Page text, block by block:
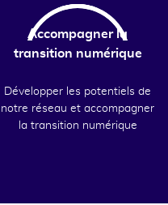
Accompagner la
transition numérique
Développer les potentiels de
notre réseau et accompagner
la transition numérique